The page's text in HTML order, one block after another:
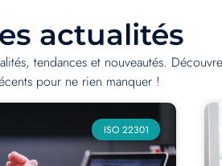
actualités
tendances et nouveautés.
pour ne rien manquer !
ISO 22301